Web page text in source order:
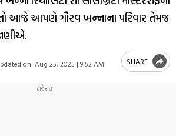
તો આજે આપણે ગૌરવ ખન્નાના પરિવાર તેમજ
on: Aug 25, 2025 | 9:52 AM SHARE